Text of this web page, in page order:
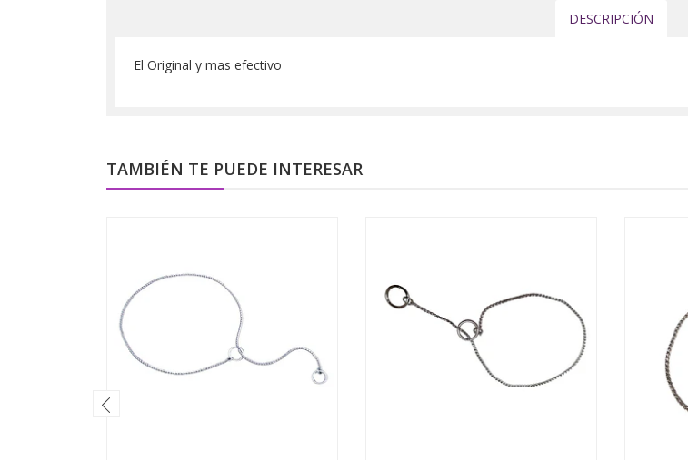
DESCRIPCIÓN
El Original y mas efectivo
TAMBIÉN TE PUEDE INTERESAR